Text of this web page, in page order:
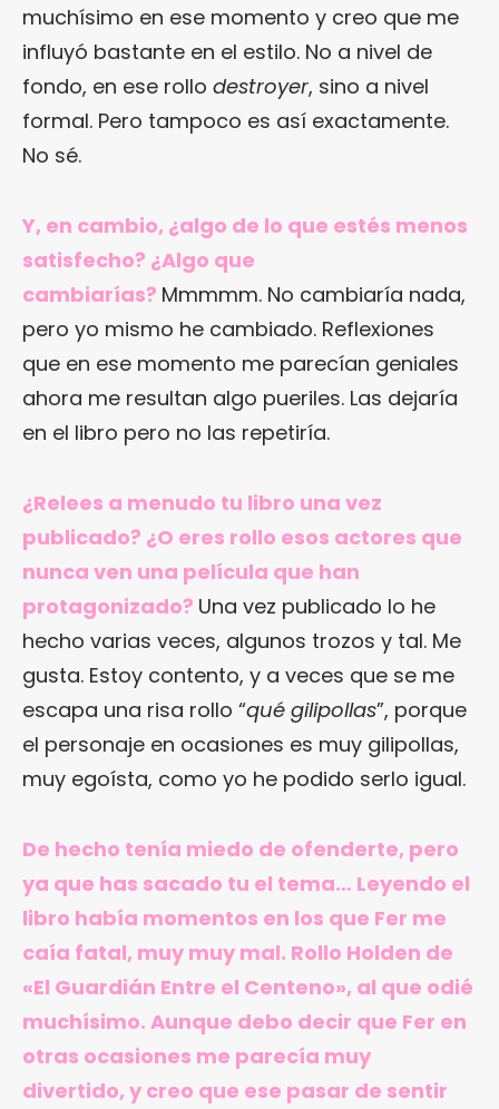
muchísimo en ese momento y creo que me
influyó bastante en el estilo. No a nivel de
fondo, en ese rollo destroyer, sino a nivel
formal. Pero tampoco es así exactamente.
No sé.
Y, en cambio, ¿algo de lo que estés menos
satisfecho? ¿Algo que
cambiarías? Mmmmm. No cambiaría nada,
pero yo mismo he cambiado. Reflexiones
que en ese momento me parecían geniales
ahora me resultan algo pueriles. Las dejaría
en el libro pero no las repetiría.
¿Relees a menudo tu libro una vez
publicado? ¿O eres rollo esos actores que
nunca ven una película que han
protagonizado? Una vez publicado lo he
hecho varias veces, algunos trozos y tal. Me
gusta. Estoy contento, y a veces que se me
escapa una risa rollo “qué gilipollas”, porque
el personaje en ocasiones es muy gilipollas,
muy egoísta, como yo he podido serlo igual.
De hecho tenía miedo de ofenderte, pero
ya que has sacado tu el tema… Leyendo el
libro había momentos en los que Fer me
caía fatal, muy muy mal. Rollo Holden de
«El Guardián Entre el Centeno», al que odié
muchísimo. Aunque debo decir que Fer en
otras ocasiones me parecía muy
divertido, y creo que ese pasar de sentir